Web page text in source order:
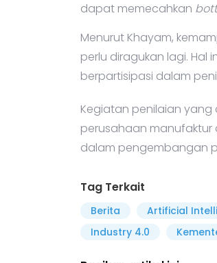
dapat memecahkan
Menurut Khayam,
perlu diragukan lagi. Hal
berpartisipasi dalam
Kegiatan penilaian yang
perusahaan manufaktur
dalam pengembangan
Tag Terkait
Berita Artificial
Industry 4.0